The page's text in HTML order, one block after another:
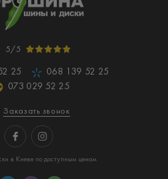
5/5
25
068 139 52 25
073 029 52 25
Заказать звонок
в Киеве по доступным ценам